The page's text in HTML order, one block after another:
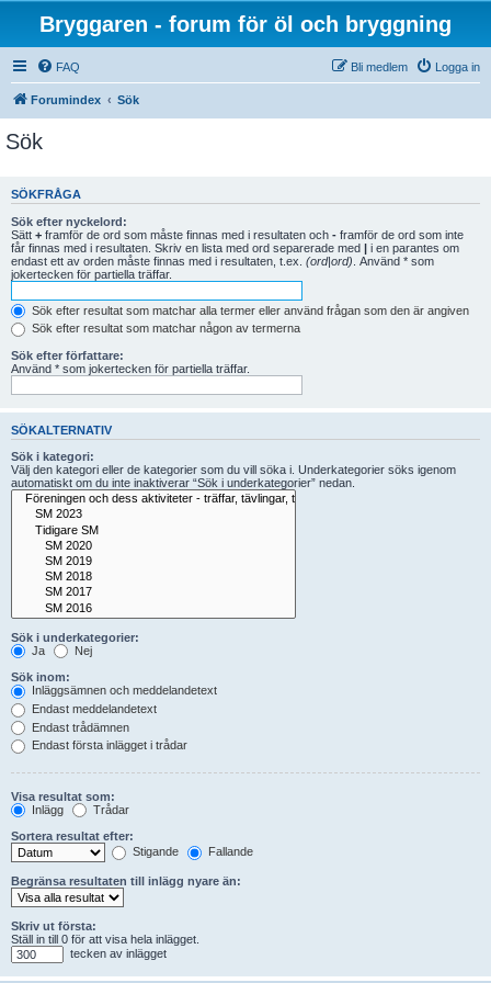
Bryggaren - forum för öl och bryggning
FAQ Logga in
Bli medlem
Forumindex Sök
Sök
SÖKFRÅGA
Sök efter nyckelord:
Sätt + framför de ord som måste finnas med i resultaten och - framför de ord som inte
får finnas med i resultaten. Skriv en lista med ord separerade med | i en parantes om
endast ett av orden måste finnas med i resultaten, t.ex. (ord|ord) . Använd * som
jokertecken för partiella träffar.
Sök efter resultat som matchar alla termer eller använd frågan som den är angiven
Sök efter resultat som matchar någon av termerna
Sök efter författare:
Använd * som jokertecken för partiella träffar.
SÖKALTERNATIV
Sök i kategori:
Välj den kategori eller de kategorier som du vill söka i. Underkategorier söks igenom
automatiskt om du inte inaktiverar “Sök i underkategorier” nedan.
Sök i underkategorier:
Ja
Nej
Sök inom:
Inläggsämnen och meddelandetext
Endast meddelandetext
Endast trådämnen
Endast första inlägget i trådar
Visa resultat som:
Inlägg
Trådar
Sortera resultat efter:
Stigande
Fallande
Begränsa resultaten till inlägg nyare än:
Skriv ut första:
Ställ in till 0 för att visa hela inlägget.
tecken av inlägget